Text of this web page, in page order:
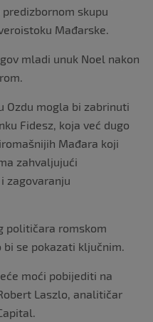
skupu
Mađarske.
mladi unuk Noel nakon
Ozdu mogla bi zabrinuti
Fidesz, koja već dugo
Mađara koji
zahvaljujući
zagovaranju
političara romskom
se pokazati ključnim.
moći pobijediti na
Laszlo, analitičar